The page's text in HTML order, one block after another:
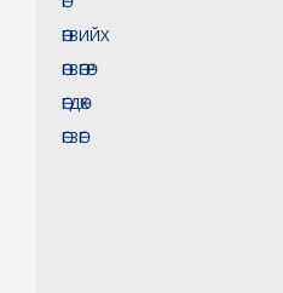
ӨГВИЙХ
ӨГВӨГӨР
ӨГДӨХ
ӨГЗӨГ